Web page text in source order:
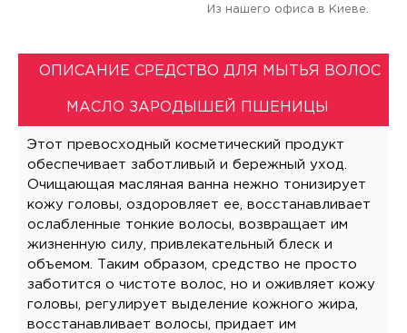
Из нашего офиса в Киеве.
ОПИСАНИЕ СРЕДСТВО ДЛЯ МЫТЬЯ ВОЛОС
МАСЛО ЗАРОДЫШЕЙ ПШЕНИЦЫ
Этот превосходный косметический продукт
обеспечивает заботливый и бережный уход.
Очищающая масляная ванна нежно тонизирует
кожу головы, оздоровляет ее, восстанавливает
ослабленные тонкие волосы, возвращает им
жизненную силу, привлекательный блеск и
объемом. Таким образом, средство не просто
заботится о чистоте волос, но и оживляет кожу
головы, регулирует выделение кожного жира,
восстанавливает волосы, придает им